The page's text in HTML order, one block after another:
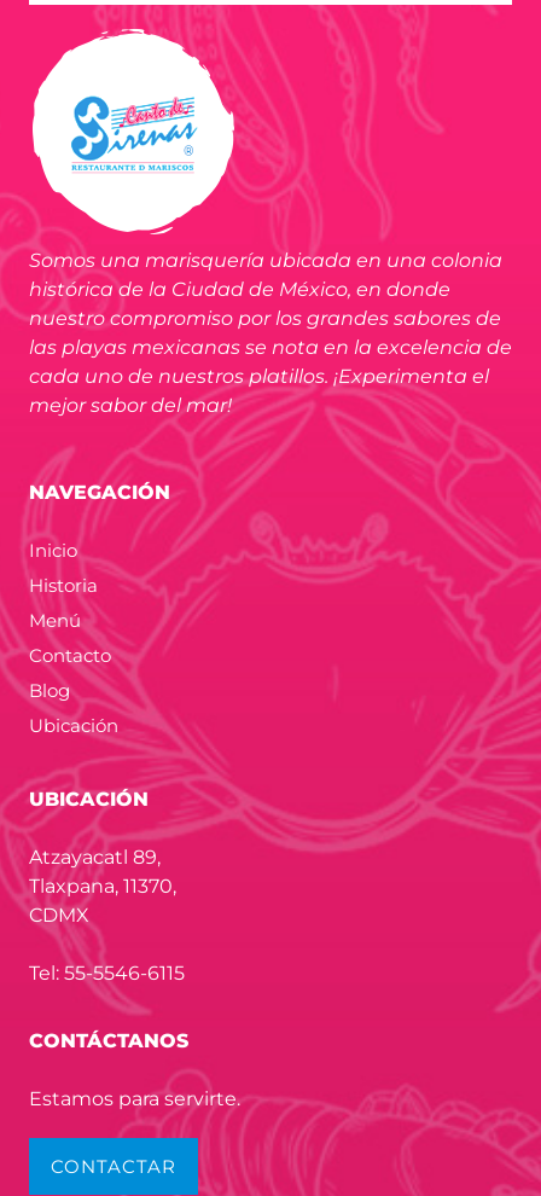
Somos una marisquería ubicada en una colonia
histórica de la Ciudad de México, en donde
nuestro compromiso por los grandes sabores de
las playas mexicanas se nota en la excelencia de
cada uno de nuestros platillos. ¡Experimenta el
mejor sabor del mar!
NAVEGACIÓN
Inicio
Historia
Menú
Contacto
Blog
Ubicación
UBICACIÓN
Atzayacatl 89,
Tlaxpana, 11370,
CDMX
Tel: 55-5546-6115
CONTÁCTANOS
Estamos para servirte.
CONTACTAR